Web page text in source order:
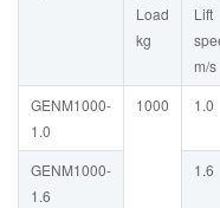
Load
kg
Lift
m/s
GENM1000-
1.0
1000 1.0
GENM1000-
1.6
1.6